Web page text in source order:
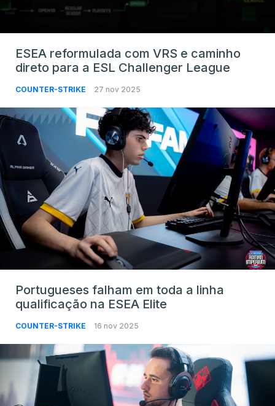
ESEA reformulada com VRS e caminho
direto para a ESL Challenger League
COUNTER-STRIKE 27 nov 2025
Portugueses falham em toda a linha
qualificação na ESEA Elite
COUNTER-STRIKE 16 nov 2025